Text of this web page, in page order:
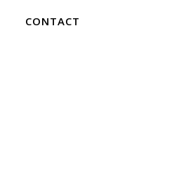
CONTACT